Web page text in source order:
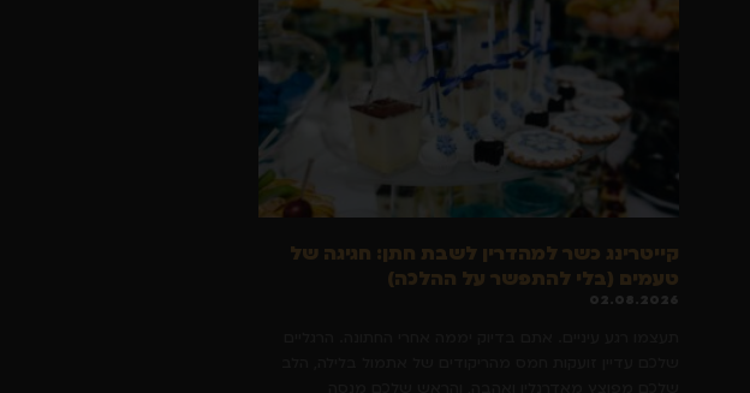
קייטרינג כשר למהדרין לשבת חתן: חגיגה של
טעמים (בלי להתפשר על ההלכה)
02.08.2026